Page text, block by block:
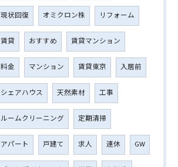
現状回復 オミクロン株 リフォーム
賃貸 おすすめ 賃貸マンション
料金 マンション 賃貸東京 入居前
シェアハウス 天然素材 工事
ルームクリーニング 定期清掃
アパート 戸建て 求人 連休 GW